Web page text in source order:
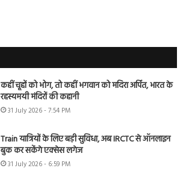
कहीं चूहों को भोग, तो कहीं भगवान को मदिरा अर्पित, भारत के
रहस्यमयी मंदिरों की कहानी
31 July 2026 - 7:54 PM
Train यात्रियों के लिए बड़ी सुविधा, अब IRCTC से ऑनलाइन
बुक कर सकेंगे एक्सेस लगेज
31 July 2026 - 6:59 PM